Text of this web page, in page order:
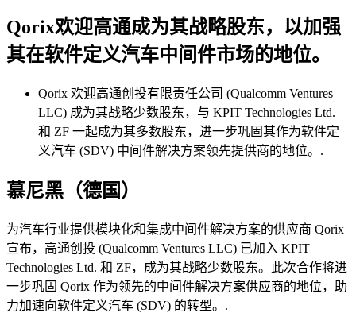
Qorix欢迎高通成为其战略股东，以加强
其在软件定义汽车中间件市场的地位。
Qorix 欢迎高通创投有限责任公司 (Qualcomm Ventures
LLC) 成为其战略少数股东，与 KPIT Technologies Ltd.
和 ZF 一起成为其多数股东，进一步巩固其作为软件定
义汽车 (SDV) 中间件解决方案领先提供商的地位。.
慕尼黑（德国）
为汽车行业提供模块化和集成中间件解决方案的供应商 Qorix
宣布，高通创投 (Qualcomm Ventures LLC) 已加入 KPIT
Technologies Ltd. 和 ZF，成为其战略少数股东。此次合作将进
一步巩固 Qorix 作为领先的中间件解决方案供应商的地位，助
力加速向软件定义汽车 (SDV) 的转型。.